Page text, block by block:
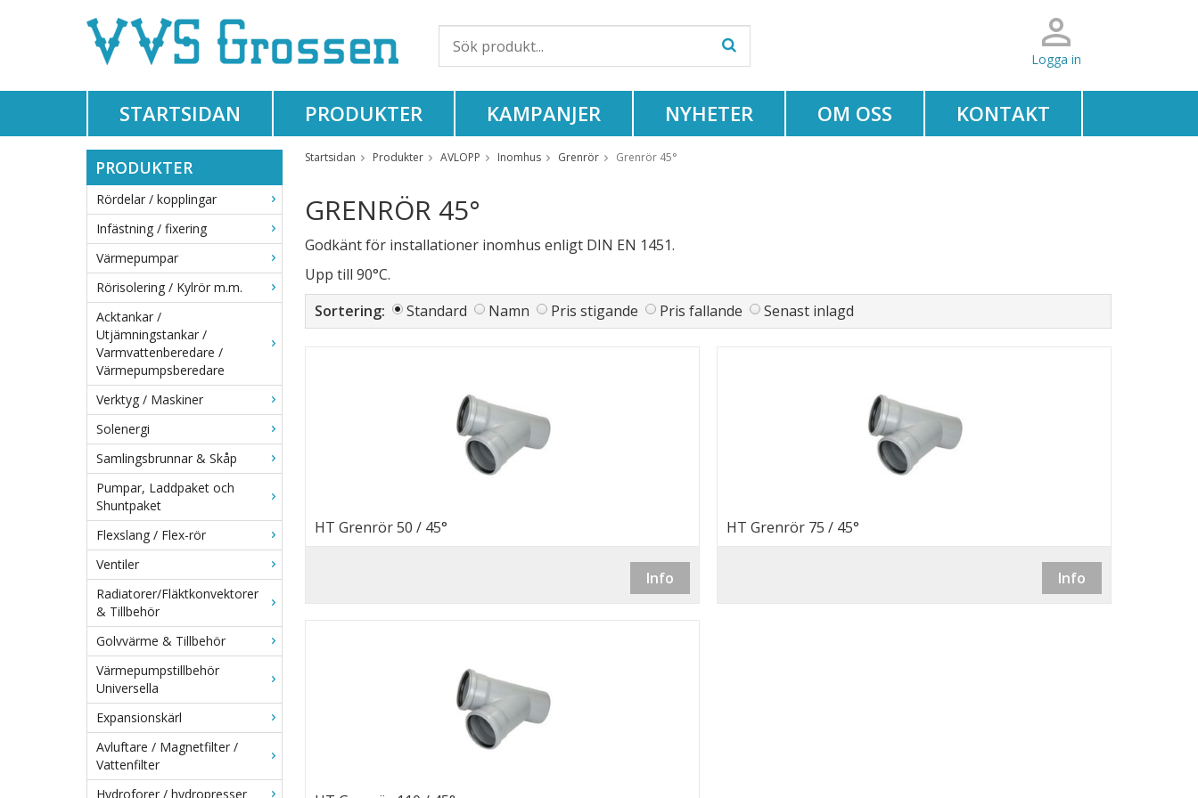
Logga in
STARTSIDAN PRODUKTER KAMPANJER NYHETER OM OSS KONTAKT
PRODUKTER
Rördelar / kopplingar
Infästning / fixering
Värmepumpar
Rörisolering / Kylrör m.m.
Acktankar /
Utjämningstankar /
Varmvattenberedare /
Värmepumpsberedare
Verktyg / Maskiner
Solenergi
Samlingsbrunnar & Skåp
Pumpar, Laddpaket och
Shuntpaket
Flexslang / Flex-rör
Ventiler
Radiatorer/Fläktkonvektorer
& Tillbehör
Golvvärme & Tillbehör
Värmepumpstillbehör
Universella
Expansionskärl
Avluftare / Magnetfilter /
Vattenfilter
Hydroforer / hydropresser
Startsidan Produkter AVLOPP Inomhus Grenrör Grenrör 45°
GRENRÖR 45°
Godkänt för installationer inomhus enligt DIN EN 1451.
Upp till 90°C.
Sortering:
Standard Namn Pris stigande Pris fallande Senast inlagd
HT Grenrör 50 / 45°
Info
HT Grenrör 75 / 45°
Info